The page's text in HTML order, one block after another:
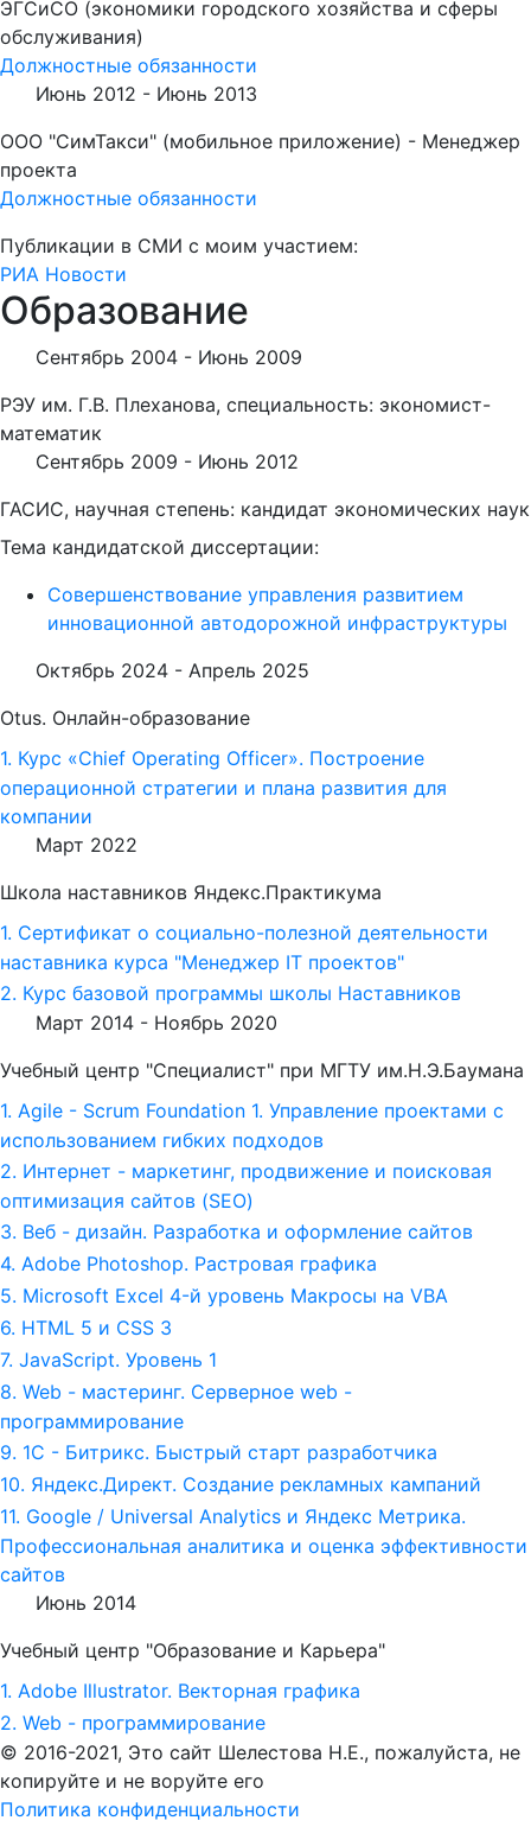
ЭГСиСО (экономики городского хозяйства и сферы
обслуживания)
Должностные обязанности
Июнь 2012 - Июнь 2013
ООО "СимТакси" (мобильное приложение) - Менеджер
проекта
Должностные обязанности
Публикации в СМИ с моим участием:
РИА Новости
Образование
Сентябрь 2004 - Июнь 2009
РЭУ им. Г.В. Плеханова, специальность: экономист-
математик
Сентябрь 2009 - Июнь 2012
ГАСИС, научная степень: кандидат экономических наук
Тема кандидатской диссертации:
Совершенствование управления развитием
инновационной автодорожной инфраструктуры
Октябрь 2024 - Апрель 2025
Otus. Онлайн-образование
1. Курс «Chief Operating Officer». Построение
операционной стратегии и плана развития для
компании
Март 2022
Школа наставников Яндекс.Практикума
1. Сертификат о социально-полезной деятельности
наставника курса "Менеджер IT проектов"
2. Курс базовой программы школы Наставников
Март 2014 - Ноябрь 2020
Учебный центр "Специалист" при МГТУ им.Н.Э.Баумана
1. Agile - Scrum Foundation 1. Управление проектами с
использованием гибких подходов
2. Интернет - маркетинг, продвижение и поисковая
оптимизация сайтов (SEO)
3. Веб - дизайн. Разработка и оформление сайтов
4. Adobe Photoshop. Растровая графика
5. Microsoft Excel 4-й уровень Макросы на VBA
6. HTML 5 и СSS 3
7. JavaScript. Уровень 1
8. Web - мастеринг. Серверное web -
программирование
9. 1С - Битрикс. Быстрый старт разработчика
10. Яндекс.Директ. Создание рекламных кампаний
11. Google / Universal Analytics и Яндекс Метрика.
Профессиональная аналитика и оценка эффективности
сайтов
Июнь 2014
Учебный центр "Образование и Карьера"
1. Adobe Illustrator. Векторная графика
2. Web - программирование
© 2016-2021, Это сайт Шелестова Н.Е., пожалуйста, не
копируйте и не воруйте его
Политика конфиденциальности